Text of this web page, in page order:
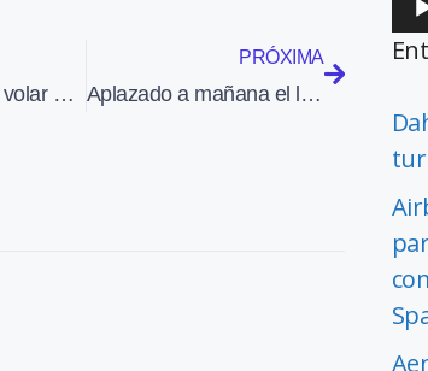
Vueling empieza volar desde Ciudad Real a Barcelona y París
PRÓXIMA
Aplazado a mañana el lanzamiento de la nave espacial Discovery